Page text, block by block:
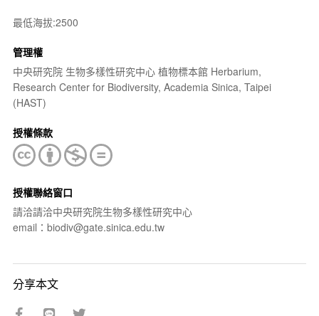
最低海拔:2500
管理權
中央研究院 生物多樣性研究中心 植物標本館 Herbarium,
Research Center for Biodiversity, Academia Sinica, Taipei
(HAST)
授權條款
授權聯絡窗口
請洽請洽中央研究院生物多樣性研究中心
email：biodiv@gate.sinica.edu.tw
分享本文